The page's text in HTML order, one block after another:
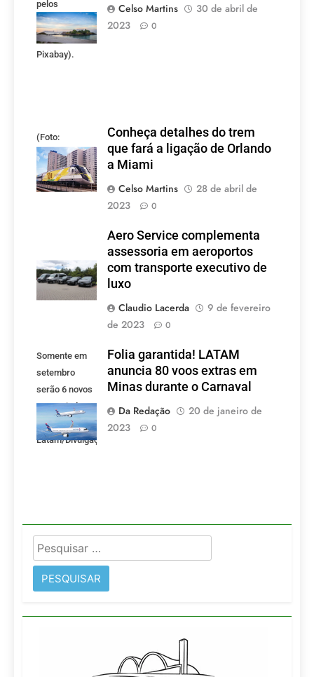
pelos
mineiros.
(Foto:
Pixabay).
Celso Martins
30 de abril de
2023
0
(Foto:
divulgação)
Conheça detalhes do trem
que fará a ligação de Orlando
a Miami
Celso Martins
28 de abril de
2023
0
Aero Service complementa
assessoria em aeroportos
com transporte executivo de
luxo
Claudio Lacerda
9 de fevereiro
de 2023
0
Somente em
setembro
serão 6 novos
voos criados
pela LATAM.
Latam/Divulgação)
Folia garantida! LATAM
anuncia 80 voos extras em
Minas durante o Carnaval
Da Redação
20 de janeiro de
2023
0
Pesquisar
por: